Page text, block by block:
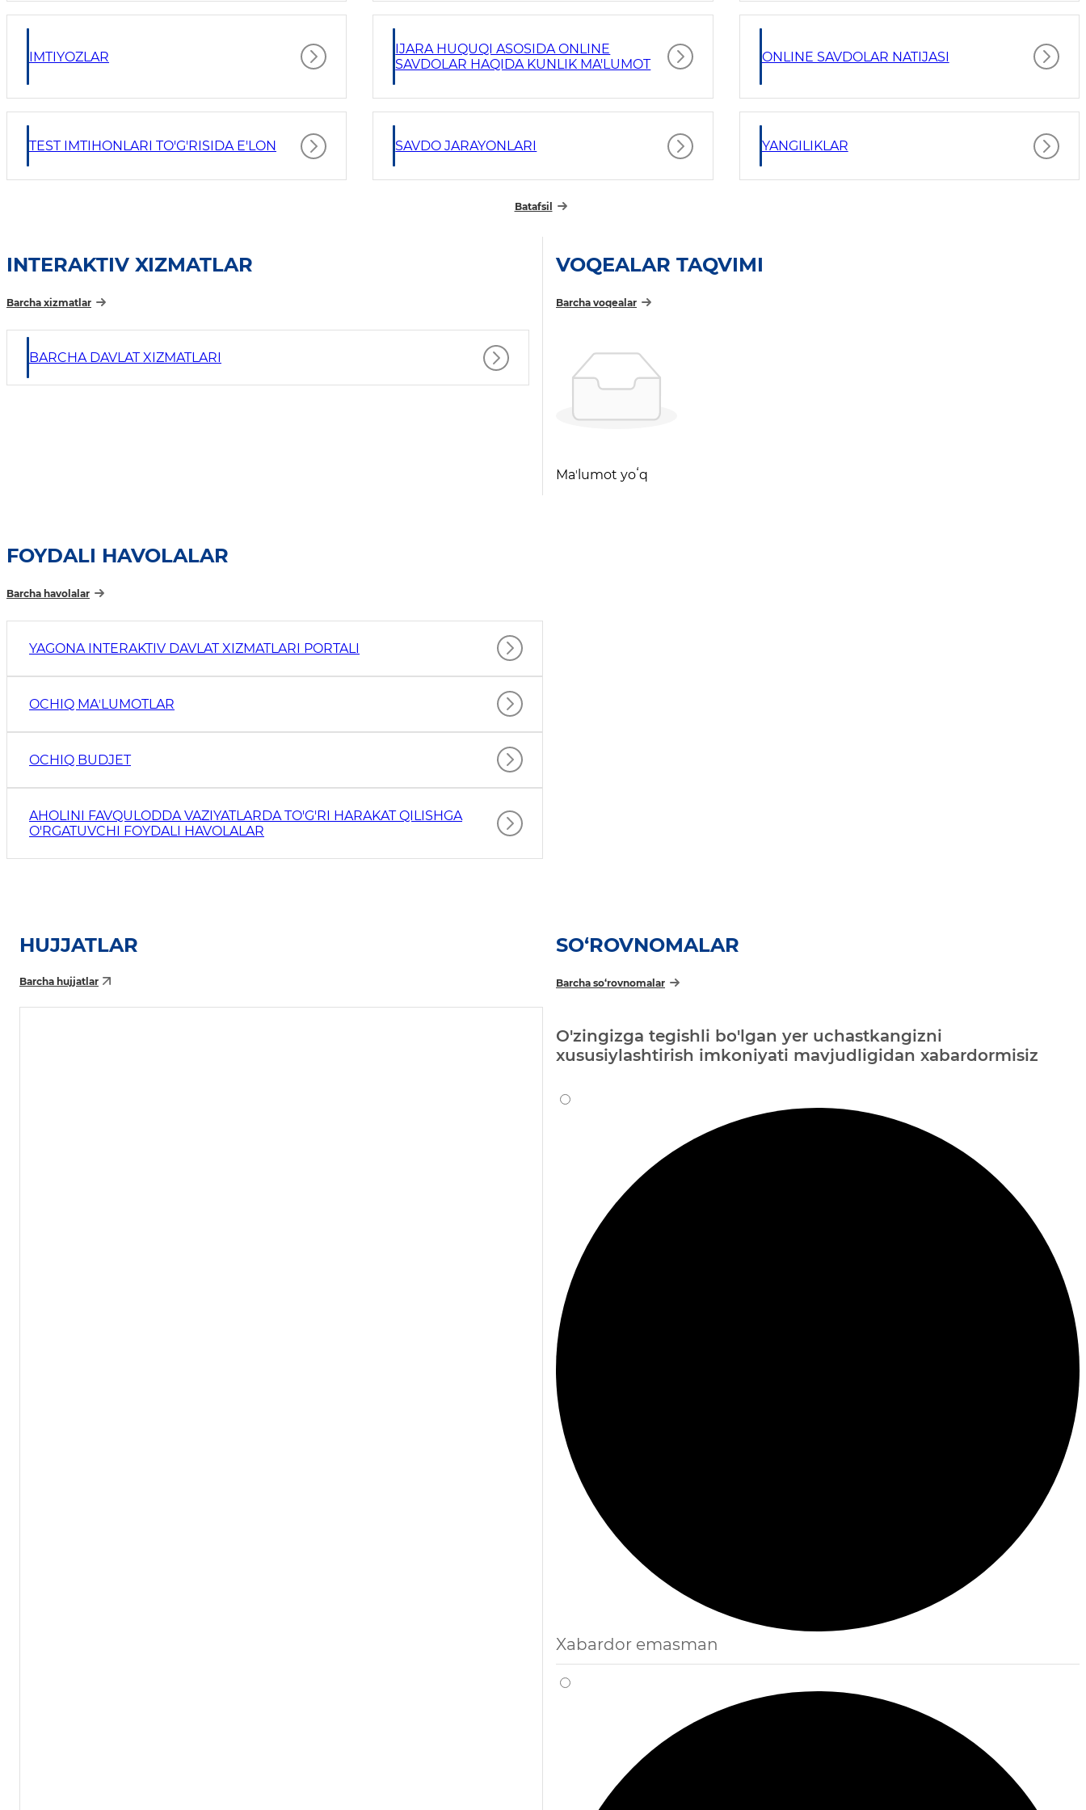
IMTIYOZLAR
IJARA HUQUQI ASOSIDA ONLINE
SAVDOLAR HAQIDA KUNLIK MA'LUMOT
ONLINE SAVDOLAR NATIJASI
TEST IMTIHONLARI TO'G'RISIDA E'LON SAVDO JARAYONLARI YANGILIKLAR
Batafsil
INTERAKTIV XIZMATLAR
Barcha xizmatlar
BARCHA DAVLAT XIZMATLARI
VOQEALAR TAQVIMI
Barcha voqealar
Maʼlumot yoʻq
FOYDALI HAVOLALAR
Barcha havolalar
YAGONA INTERAKTIV DAVLAT XIZMATLARI PORTALI
OCHIQ MAʼLUMOTLAR
OCHIQ BUDJET
AHOLINI FAVQULODDA VAZIYATLARDA TO'G'RI HARAKAT QILISHGA
O'RGATUVCHI FOYDALI HAVOLALAR
HUJJATLAR
Barcha hujjatlar
SO‘ROVNOMALAR
Barcha so‘rovnomalar
O'zingizga tegishli bo'lgan yer uchastkangizni
xususiylashtirish imkoniyati mavjudligidan xabardormisiz
Xabardor emasman